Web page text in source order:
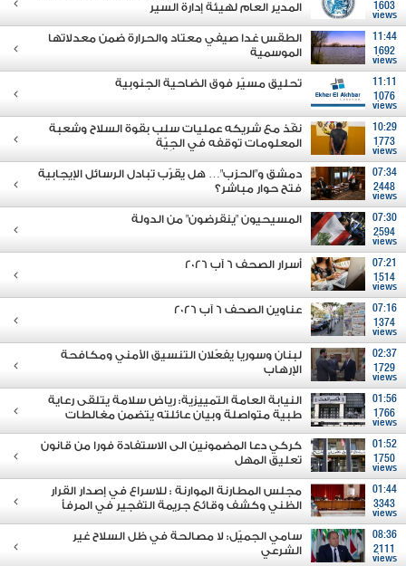
1603
views
المدير العام لهيئة إدارة السير
11:44
1692
views
الطقس غدا صيفي معتاد والحرارة ضمن معدلاتها
الموسمية
11:11
1076
views
تحليق مسيّر فوق الضاحية الجنوبية
10:29
1773
views
نفّذ مع شريكه عمليات سلب بقوة السلاح وشعبة
المعلومات توقفه في الجِيّة
07:34
2448
views
دمشق و"الحزب"… هل يقرّب تبادل الرسائل الإيجابية
فتح حوار مباشر؟
07:30
2594
views
المسيحيون "ينقرضون" من الدولة
07:21
1514
views
أسرار الصحف 6 آب 2026
07:16
1374
views
عناوين الصحف 6 آب 2026
02:37
1729
views
لبنان وسوريا يفعّلان التنسيق الأمني ومكافحة
الإرهاب
01:56
1766
views
النيابة العامة التمييزية: رياض سلامة يتلقى رعاية
طبية متواصلة وبيان عائلته يتضمن مغالطات
01:52
1750
views
كركي دعا المضمونين الى الاستفادة فورا من قانون
تعليق المهل
01:44
3343
views
مجلس المطارنة الموارنة : للاسراع في إصدار القرار
الظني وكشف وقائع جريمة التفجير في المرفأ
08:36
2111
views
سامي الجميّل: لا مصالحة في ظل السلاح غير
الشرعي